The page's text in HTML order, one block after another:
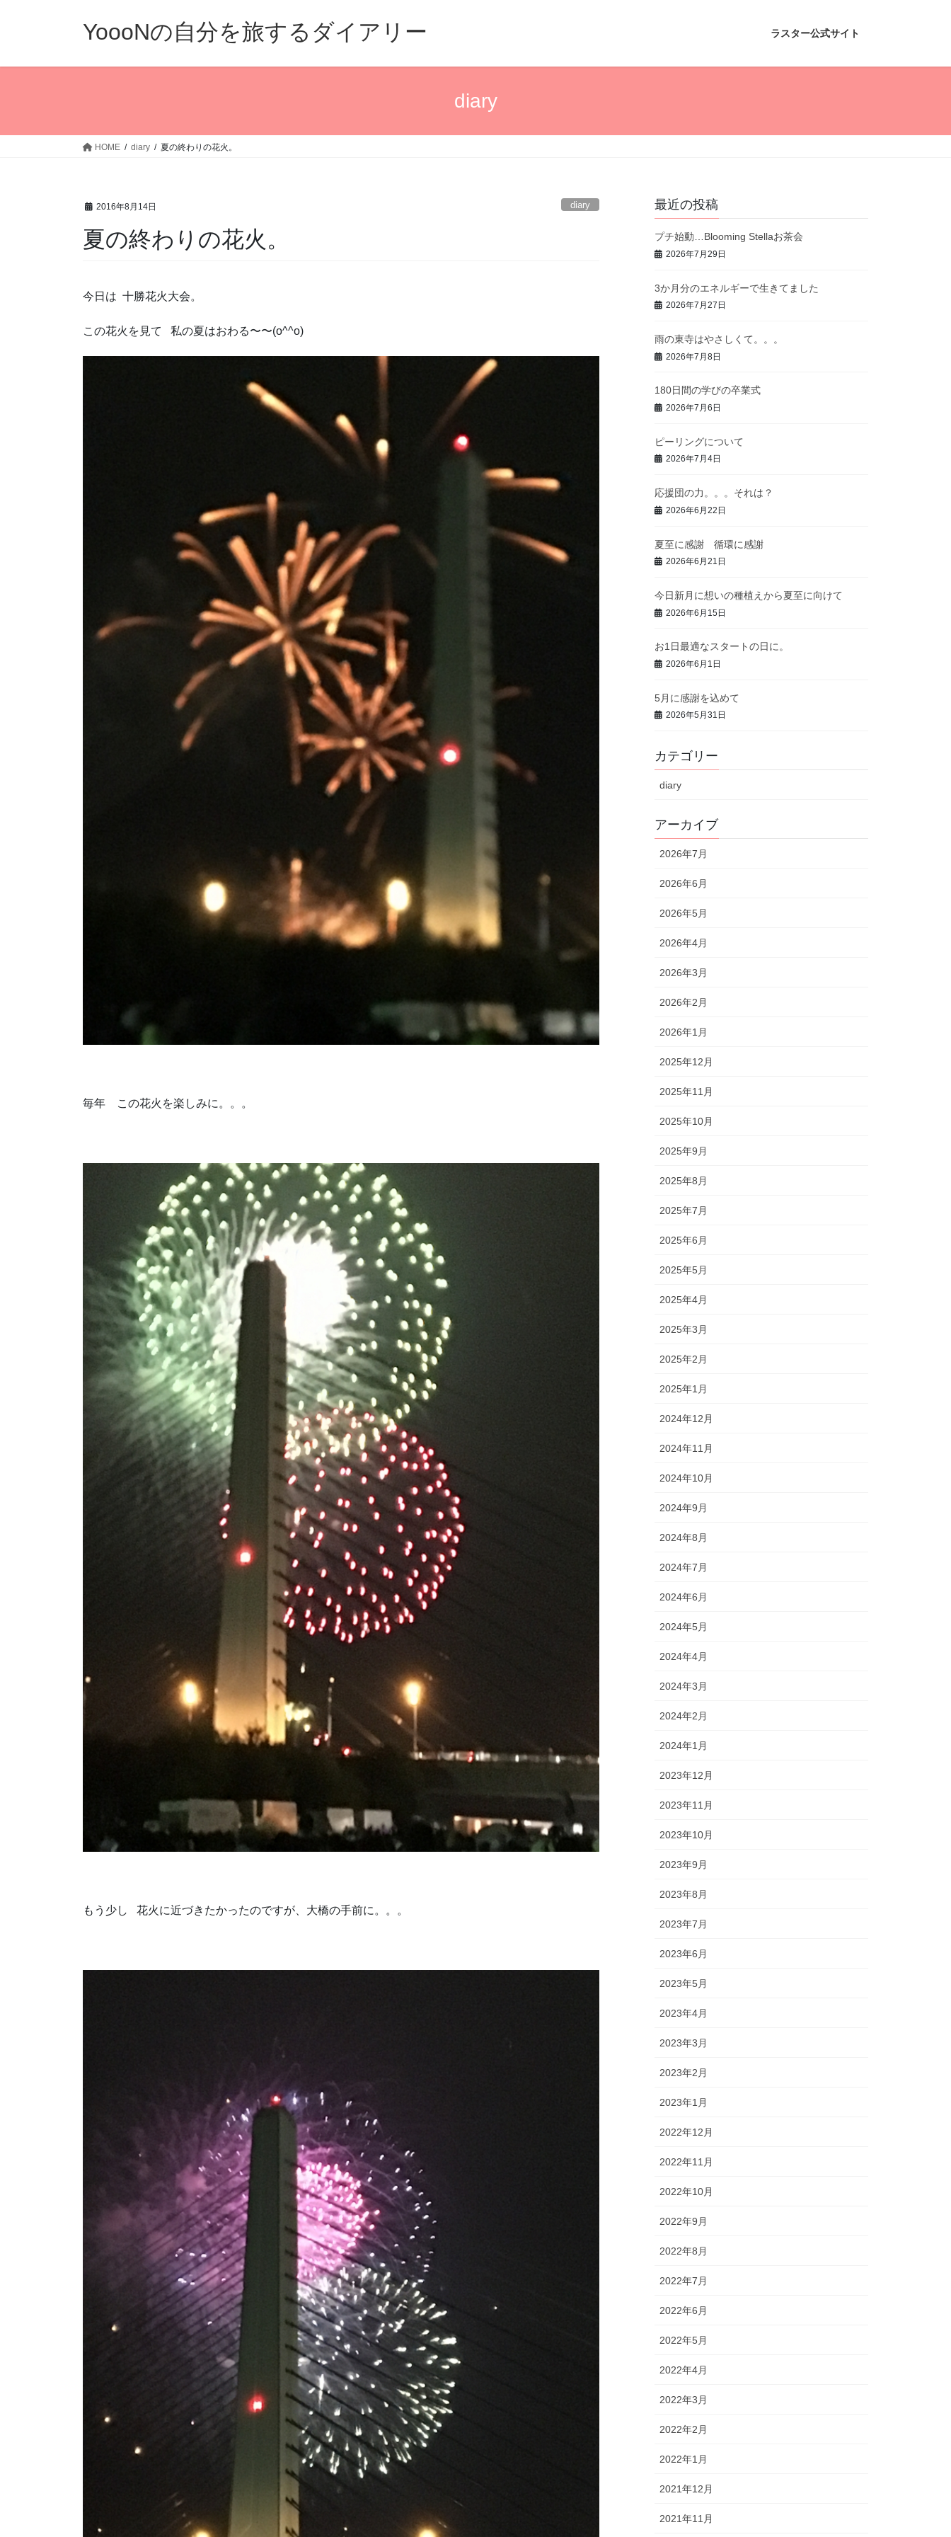
YoooNの自分を旅するダイアリー ラスター公式サイト
diary
HOME diary 夏の終わりの花火。
2016年8月14日 diary
夏の終わりの花火。
今日は 十勝花火大会。
この花火を見て 私の夏はおわる〜〜(o^^o)
毎年 この花火を楽しみに。。。
もう少し 花火に近づきたかったのですが、大橋の手前に。。。
最近の投稿
プチ始動…Blooming Stellaお茶会
2026年7月29日
3か月分のエネルギーで生きてました
2026年7月27日
雨の東寺はやさしくて。。。
2026年7月8日
180日間の学びの卒業式
2026年7月6日
ピーリングについて
2026年7月4日
応援団の力。。。それは？
2026年6月22日
夏至に感謝 循環に感謝
2026年6月21日
今日新月に想いの種植えから夏至に向けて
2026年6月15日
お1日最適なスタートの日に。
2026年6月1日
5月に感謝を込めて
2026年5月31日
カテゴリー
diary
アーカイブ
2026年7月
2026年6月
2026年5月
2026年4月
2026年3月
2026年2月
2026年1月
2025年12月
2025年11月
2025年10月
2025年9月
2025年8月
2025年7月
2025年6月
2025年5月
2025年4月
2025年3月
2025年2月
2025年1月
2024年12月
2024年11月
2024年10月
2024年9月
2024年8月
2024年7月
2024年6月
2024年5月
2024年4月
2024年3月
2024年2月
2024年1月
2023年12月
2023年11月
2023年10月
2023年9月
2023年8月
2023年7月
2023年6月
2023年5月
2023年4月
2023年3月
2023年2月
2023年1月
2022年12月
2022年11月
2022年10月
2022年9月
2022年8月
2022年7月
2022年6月
2022年5月
2022年4月
2022年3月
2022年2月
2022年1月
2021年12月
2021年11月